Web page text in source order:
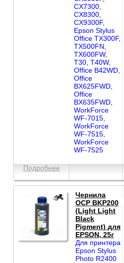
CX7300,
CX8300,
CX9300F,
Epson Stylus
Office TX300F,
TX500FN,
TX600FW,
T30, T40W,
Office B42WD,
Office
BX625FWD,
Office
BX635FWD,
WorkForce
WF-7015,
WorkForce
WF-7515,
WorkForce
WF-7525
Подробнее
Чернила
OCP BKP200
(Light Light
Black
Pigment) для
EPSON, 25г
Для принтера
Epson Stylus
Photo R2400